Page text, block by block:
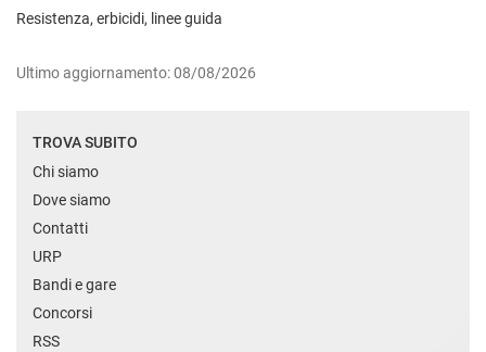
Resistenza, erbicidi, linee guida
Ultimo aggiornamento: 08/08/2026
TROVA SUBITO
Chi siamo
Dove siamo
Contatti
URP
Bandi e gare
Concorsi
RSS